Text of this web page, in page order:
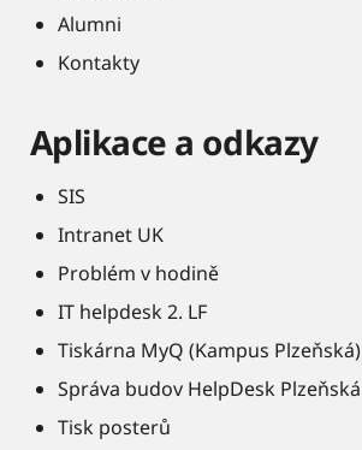
Alumni
Kontakty
Aplikace a odkazy
SIS
Intranet UK
Problém v hodině
IT helpdesk 2. LF
Tiskárna MyQ (Kampus Plzeňská)
Správa budov HelpDesk Plzeňská
Tisk posterů